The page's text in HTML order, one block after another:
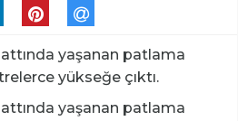
yaşanan patlama
yükseğe çıktı.
yaşanan patlama